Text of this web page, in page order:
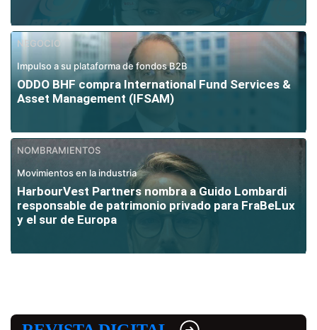
NEGOCIO
Impulso a su plataforma de fondos B2B
ODDO BHF compra International Fund Services &
Asset Management (IFSAM)
NOMBRAMIENTOS
Movimientos en la industria
HarbourVest Partners nombra a Guido Lombardi
responsable de patrimonio privado para FraBeLux
y el sur de Europa